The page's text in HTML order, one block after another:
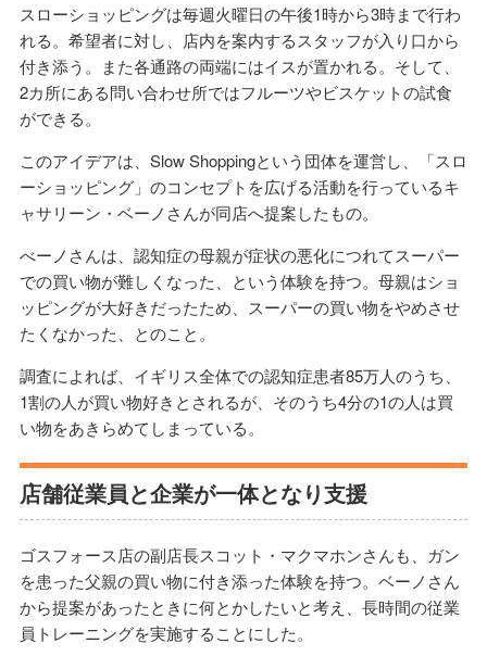
スローショッピングは毎週火曜日の午後1時から3時まで行わ
れる。希望者に対し、店内を案内するスタッフが入り口から
付き添う。また各通路の両端にはイスが置かれる。そして、
2カ所にある問い合わせ所ではフルーツやビスケットの試食
ができる。
このアイデアは、Slow Shoppingという団体を運営し、「スロ
ーショッピング」のコンセプトを広げる活動を行っているキ
ャサリーン・ベーノさんが同店へ提案したもの。
べーノさんは、認知症の母親が症状の悪化につれてスーパー
での買い物が難しくなった、という体験を持つ。母親はショ
ッピングが大好きだったため、スーパーの買い物をやめさせ
たくなかった、とのこと。
調査によれば、イギリス全体での認知症患者85万人のうち、
1割の人が買い物好きとされるが、そのうち4分の1の人は買
い物をあきらめてしまっている。
店舗従業員と企業が一体となり支援
ゴスフォース店の副店長スコット・マクマホンさんも、ガン
を患った父親の買い物に付き添った体験を持つ。ベーノさん
から提案があったときに何とかしたいと考え、長時間の従業
員トレーニングを実施することにした。